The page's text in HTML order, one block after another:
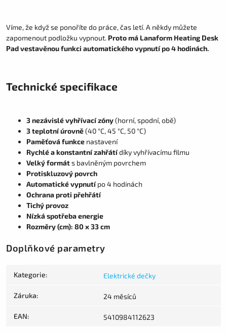
Víme, že když se ponoříte do práce, čas letí. A někdy můžete
zapomenout podložku vypnout. Proto má Lanaform Heating Desk
Pad vestavěnou funkci automatického vypnutí po 4 hodinách.
Technické specifikace
3 nezávislé vyhřívací zóny(horní, spodní, obě)
3 teplotní úrovně(40 °C, 45 °C, 50 °C)
Paměťová funkce nastavení
Rychlé a konstantní zahřátídíky vyhřívacímu filmu
Velký formáts bavlněným povrchem
Protiskluzový povrch
Automatické vypnutípo 4 hodinách
Ochrana proti přehřátí
Tichý provoz
Nízká spotřeba energie
Rozměry (cm): 80 x 33 cm
Doplňkové parametry
Kategorie: Elektrické dečky
Záruka: 24 měsíců
EAN: 5410984112623